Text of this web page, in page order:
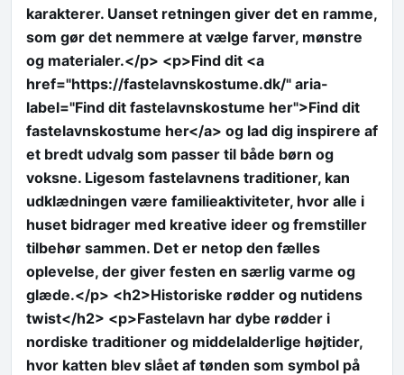
karakterer. Uanset retningen giver det en ramme,
som gør det nemmere at vælge farver, mønstre
og materialer.</p> <p>Find dit <a
href="https://fastelavnskostume.dk/" aria-
label="Find dit fastelavnskostume her">Find dit
fastelavnskostume her</a> og lad dig inspirere af
et bredt udvalg som passer til både børn og
voksne. Ligesom fastelavnens traditioner, kan
udklædningen være familieaktiviteter, hvor alle i
huset bidrager med kreative ideer og fremstiller
tilbehør sammen. Det er netop den fælles
oplevelse, der giver festen en særlig varme og
glæde.</p> <h2>Historiske rødder og nutidens
twist</h2> <p>Fastelavn har dybe rødder i
nordiske traditioner og middelalderlige højtider,
hvor katten blev slået af tønden som symbol på